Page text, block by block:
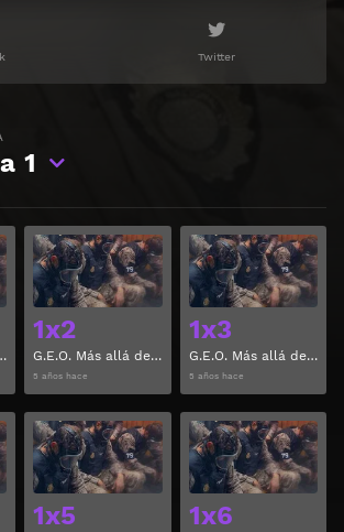
Twitter
1
1 Capitulo 1
Ver
1x2
G.E.O. Más allá del límite Temporada 1 Capitulo 2
5 años hace
Ver
1x3
G.E.O. Más allá del límite Temporada 1 Capitulo 3
5 años hace
Ver
1x5
Ver
1x6